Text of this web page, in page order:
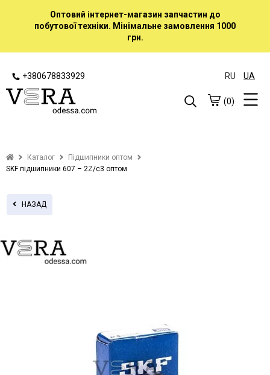
Оптовий інтернет-магазин запчастин до
побутової техніки. Мінімальне замовлення 1000
грн.
+380678833929 RU UA
(0)
Каталог
Підшипники оптом
SKF підшипники 607 – 2Z/с3 оптом
НАЗАД